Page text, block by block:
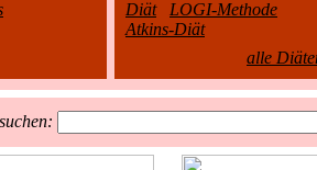
Diät
LOGI-Methode
Atkins-Diät
alle